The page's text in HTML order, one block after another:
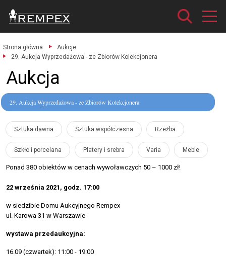
Strona główna
Aukcje
29. Aukcja Wyprzedażowa - ze Zbiorów Kolekcjonera
Aukcja
29. Aukcja Wyprzedażowa - ze Zbiorów Kolekcjonera
Sztuka dawna Sztuka współczesna Rzeźba
Szkło i porcelana Platery i srebra Varia Meble
Ponad 380 obiektów w cenach wywoławczych 50 – 1000 zł!
22 września 2021, godz. 17:00
w siedzibie Domu Aukcyjnego Rempex
ul. Karowa 31 w Warszawie
wystawa przedaukcyjna:
16.09 (czwartek): 11:00 - 19:00